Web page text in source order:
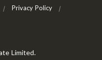
Privacy Policy
Limited.